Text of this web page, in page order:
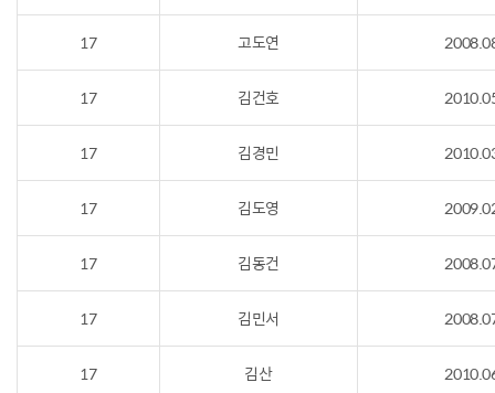
17 고도연
17 김건호
17 김경민
17 김도영
17 김동건
17 김민서
17 김산